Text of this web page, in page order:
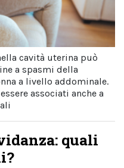
cavità uterina può
a spasmi della
a livello addominale.
associati anche a
quali